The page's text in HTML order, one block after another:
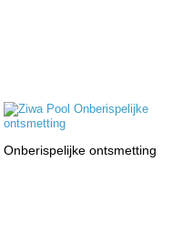
Onberispelijke ontsmetting